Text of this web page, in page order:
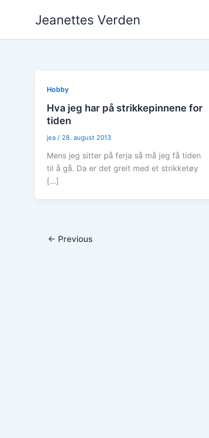
Jeanettes Verden
Hobby
Hva jeg har på strikkepinnene for
tiden
jea / 28. august 2013
Mens jeg sitter på ferja så må jeg få tiden
til å gå. Da er det greit med et strikketøy
[…]
← Previous